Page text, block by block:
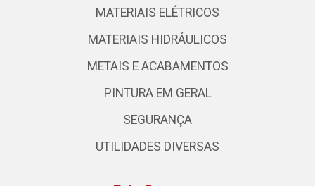
MATERIAIS ELÉTRICOS
MATERIAIS HIDRÁULICOS
METAIS E ACABAMENTOS
PINTURA EM GERAL
SEGURANÇA
UTILIDADES DIVERSAS